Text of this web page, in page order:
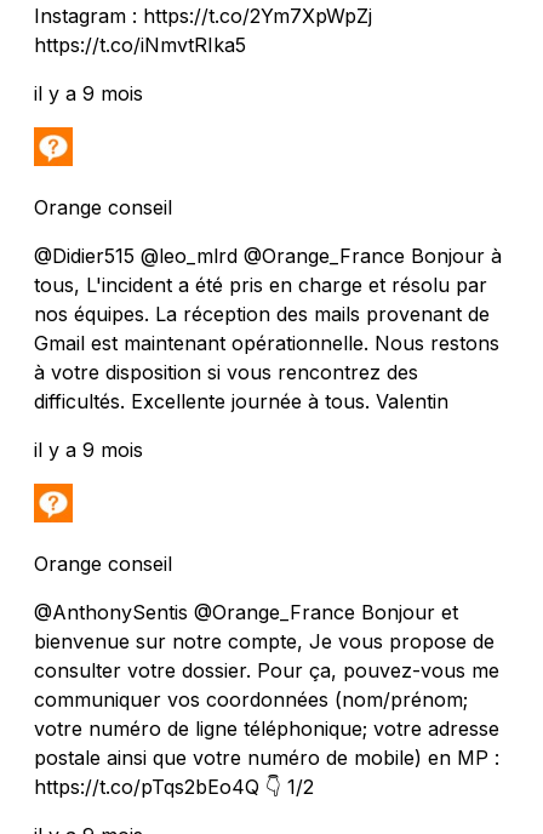
Instagram : https://t.co/2Ym7XpWpZj
https://t.co/iNmvtRIka5
il y a 9 mois
Orange conseil
@Didier515 @leo_mlrd @Orange_France Bonjour à
tous, L'incident a été pris en charge et résolu par
nos équipes. La réception des mails provenant de
Gmail est maintenant opérationnelle. Nous restons
à votre disposition si vous rencontrez des
difficultés. Excellente journée à tous. Valentin
il y a 9 mois
Orange conseil
@AnthonySentis @Orange_France Bonjour et
bienvenue sur notre compte, Je vous propose de
consulter votre dossier. Pour ça, pouvez-vous me
communiquer vos coordonnées (nom/prénom;
votre numéro de ligne téléphonique; votre adresse
postale ainsi que votre numéro de mobile) en MP :
https://t.co/pTqs2bEo4Q 👇 1/2